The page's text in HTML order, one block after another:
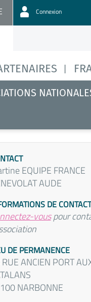
Connexion
EQUIPE FRANCE
AUDE
DE CONTACT
vouspour
DE PERMANENCE
ANCIEN PORT
NARBONNE